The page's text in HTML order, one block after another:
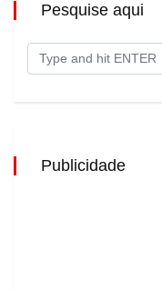
Pesquise aqui
Publicidade